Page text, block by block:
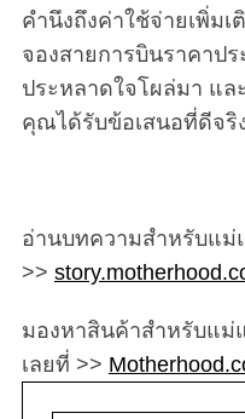
คำนึงถึงค่าใช้จ่ายเพิ่ม
จองสายการบินราคาป
ประหลาดใจโผล่มา แ
คุณได้รับข้อเสนอที่ดีจริ
อ่านบทความสำหรับแม่
>>
มองหาสินค้าสำหรับแม่
เลยที่ >>